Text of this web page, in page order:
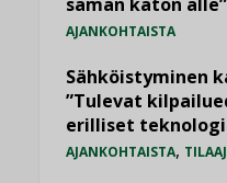
AJANKOHTAISTA
Sähköistyminen
”Tulevat
erilliset
AJANKOHTAISTA,